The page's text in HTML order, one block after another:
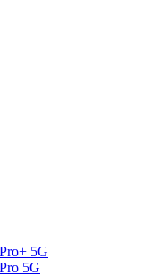
5G
5G